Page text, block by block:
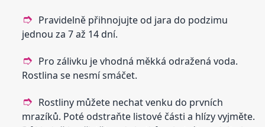
Pravidelně přihnojujte od jara do podzimu
jednou za 7 až 14 dní.
Pro zálivku je vhodná měkká odražená voda.
Rostlina se nesmí smáčet.
Rostliny můžete nechat venku do prvních
mrazíků. Poté odstraňte listové části a hlízy vyjměte.